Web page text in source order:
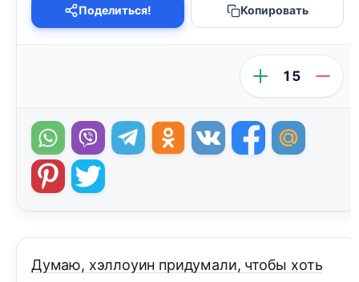
Поделиться! Копировать
15
Думаю, хэллоуин придумали, чтобы хоть